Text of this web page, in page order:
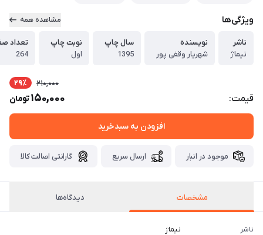
ویژگی‌ها مشاهده همه
ناشر
نیماژ
نویسنده
شهریار وقفی پور
سال چاپ
1395
نوبت چاپ
اول
تعداد
264
قیمت:
210,000 29٪
150,000تومان
افزودن به سبدخرید
موجود در انبار ارسال سریع گارانتی اصالت کالا
مشخصات دیدگاه‌ها
ناشر نیماژ